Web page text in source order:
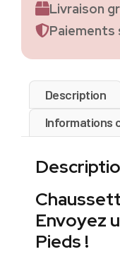
Livraison
Paiements
Description
Informations
Envoyez
Pieds !